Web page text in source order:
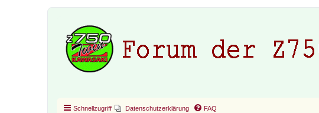
Schnellzugriff Datenschutzerklärung FAQ